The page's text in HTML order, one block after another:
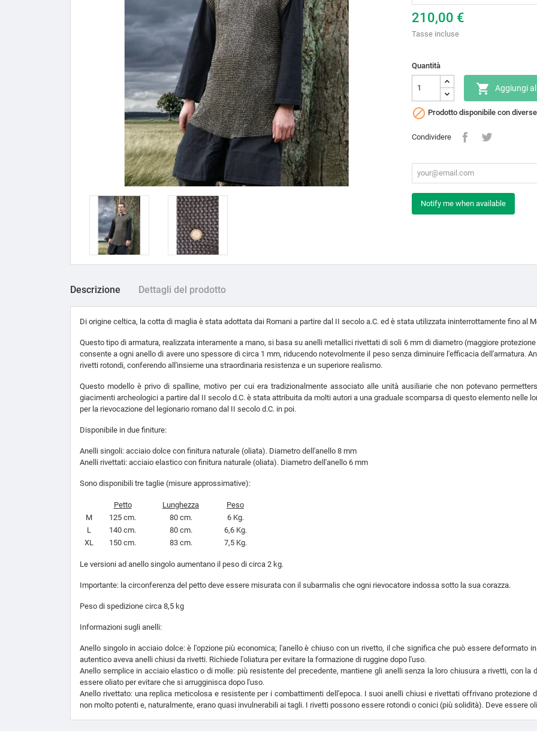
210,00 €
Tasse incluse
Quantità
 Aggiungi
 Prodotto disponibile con
Condividere
Notify me when available
Descrizione Dettagli del prodotto
Di origine celtica, la cotta di maglia è stata adottata dai Romani a partire dal II secolo a.C. ed è stata utilizzata ininterrottamente fino al
Questo tipo di armatura, realizzata interamente a mano, si basa su anelli metallici rivettati di soli 6 mm di diametro (maggiore
consente a ogni anello di avere uno spessore di circa 1 mm, riducendo notevolmente il peso senza diminuire l'efficacia dell'armatura.
rivetti rotondi, conferendo all'insieme una straordinaria resistenza e un superiore realismo.
Questo modello è privo di spalline, motivo per cui era tradizionalmente associato alle unità ausiliarie che non potevano
giacimenti archeologici a partire dal II secolo d.C. è stata attribuita da molti autori a una graduale scomparsa di questo elemento nelle
per la rievocazione del legionario romano dal II secolo d.C. in poi.
Disponibile in due finiture:
Anelli singoli: acciaio dolce con finitura naturale (oliata). Diametro dell'anello 8 mm
Anelli rivettati: acciaio elastico con finitura naturale (oliata). Diametro dell'anello 6 mm
Sono disponibili tre taglie (misure approssimative):
Petto Lunghezza
Peso
M
125 cm. 80 cm.
6 Kg.
L
140 cm. 80 cm.
6,6 Kg.
XL
150 cm. 83 cm. 7,5 Kg.
Le versioni ad anello singolo aumentano il peso di circa 2 kg.
Importante: la circonferenza del petto deve essere misurata con il subarmalis che ogni rievocatore indossa sotto la sua corazza.
Peso di spedizione circa 8,5 kg
Informazioni sugli anelli:
Anello singolo in acciaio dolce: è l'opzione più economica; l'anello è chiuso con un rivetto, il che significa che può essere deformato
autentico aveva anelli chiusi da rivetti. Richiede l'oliatura per evitare la formazione di ruggine dopo l'uso.
Anello semplice in acciaio elastico o di molle: più resistente del precedente, mantiene gli anelli senza la loro chiusura a rivetti, con la
essere oliato per evitare che si arrugginisca dopo l'uso.
Anello rivettato: una replica meticolosa e resistente per i combattimenti dell'epoca. I suoi anelli chiusi e rivettati offrivano
non molto potenti e, naturalmente, erano quasi invulnerabili ai tagli. I rivetti possono essere rotondi o conici (più solidità). Deve essere